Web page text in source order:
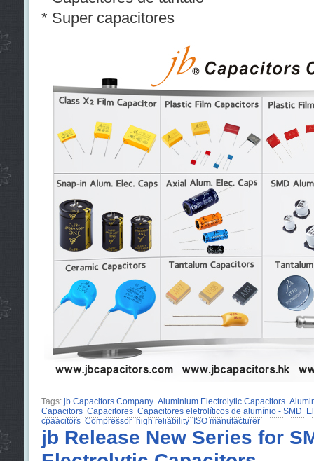
* Super capacitores
Tags: jb Capacitors Company Aluminium Electrolytic Capacitors
Capacitors Capacitores Capacitores eletrolíticos de alumínio - SMD
cpaacitors Compressor high reliability ISO manufacturer
jb Release New Series for